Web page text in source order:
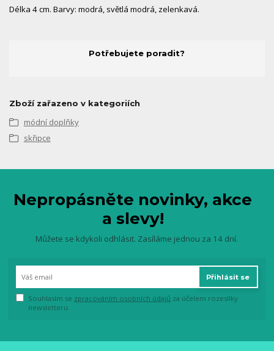
Délka 4 cm. Barvy: modrá, světlá modrá, zelenkavá.
Potřebujete poradit?
Zboží zařazeno v kategoriích
módní doplňky
skřipce
Nepropásněte novinky, akce
a slevy!
Můžete se kdykoli odhlásit. Zasíláme jednou za 14 dní.
Přihlásit se
Souhlasím se zpracováním osobních údajů za účelem rozesílky
newsletteru.